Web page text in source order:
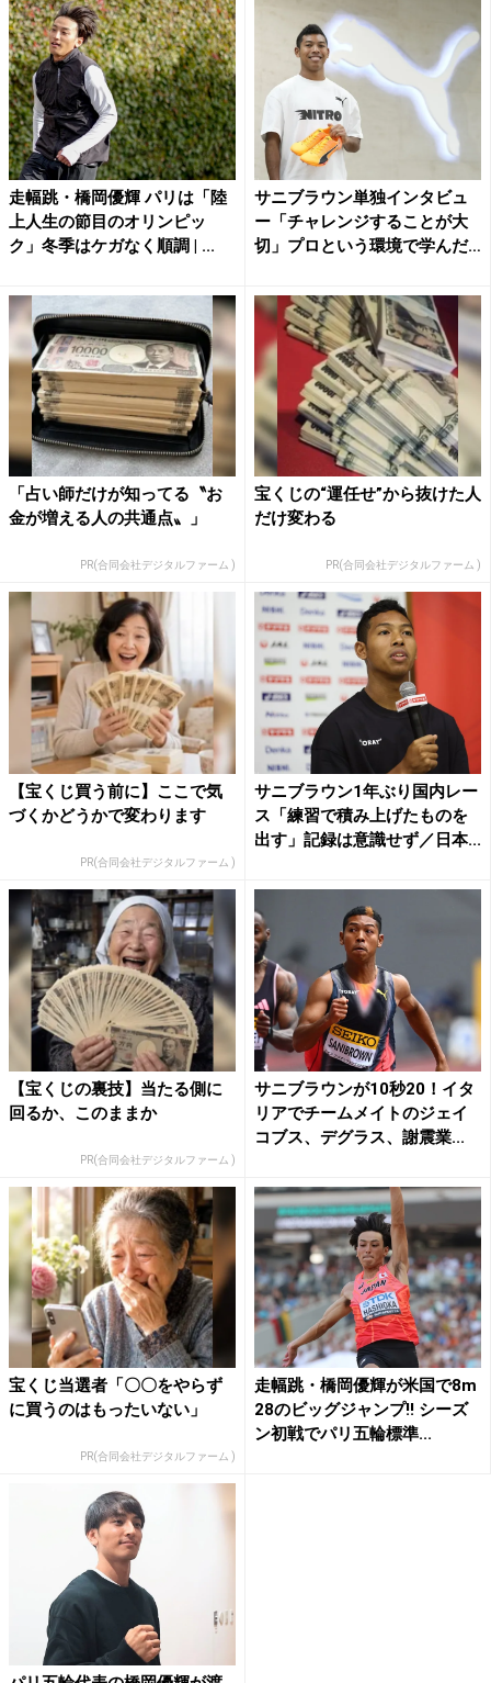
走幅跳・橋岡優輝 パリは「陸
上人生の節目のオリンピッ
ク」冬季はケガなく順調 | ...
サニブラウン単独インタビュ
ー「チャレンジすることが大
切」プロという環境で学んだ
「占い師だけが知ってる〝お
金が増える人の共通点〟」
PR(合同会社デジタルファーム )
宝くじの“運任せ”から抜けた人
だけ変わる
PR(合同会社デジタルファーム )
【宝くじ買う前に】ここで気
づくかどうかで変わります
PR(合同会社デジタルファーム )
サニブラウン1年ぶり国内レー
ス「練習で積み上げたものを
出す」記録は意識せず／日本...
【宝くじの裏技】当たる側に
回るか、このままか
PR(合同会社デジタルファーム )
サニブラウンが10秒20！イタ
リアでチームメイトのジェイ
コブス、デグラス、謝震業...
宝くじ当選者「〇〇をやらず
に買うのはもったいない」
PR(合同会社デジタルファーム )
走幅跳・橋岡優輝が米国で8m
28のビッグジャンプ!! シーズ
ン初戦でパリ五輪標準...